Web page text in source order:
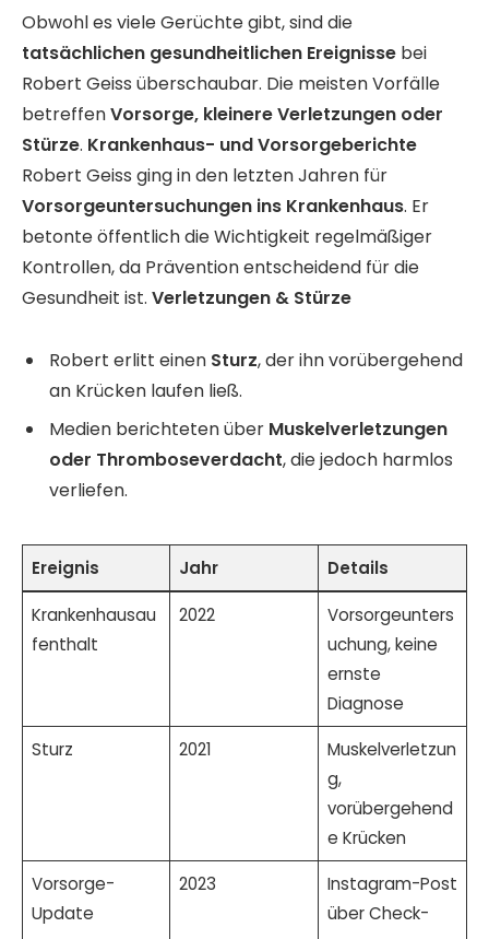
Obwohl es viele Gerüchte gibt, sind die
tatsächlichen gesundheitlichen Ereignisse bei
Robert Geiss überschaubar. Die meisten Vorfälle
betreffenVorsorge, kleinere Verletzungen oder
Stürze. Krankenhaus- und Vorsorgeberichte
Robert Geiss ging in den letzten Jahren für
Vorsorgeuntersuchungen ins Krankenhaus. Er
betonte öffentlich die Wichtigkeit regelmäßiger
Kontrollen, da Prävention entscheidend für die
Gesundheit ist. Verletzungen & Stürze
Robert erlitt einen Sturz, der ihn vorübergehend
an Krücken laufen ließ.
Medien berichteten über Muskelverletzungen
oder Thromboseverdacht, die jedoch harmlos
verliefen.
Ereignis Jahr Details
Krankenhausau
fenthalt
2022
Vorsorgeunters
uchung, keine
ernste
Diagnose
Sturz
2021
Muskelverletzun
g,
vorübergehend
e Krücken
Vorsorge-
Update
2023
Instagram-Post
über Check-